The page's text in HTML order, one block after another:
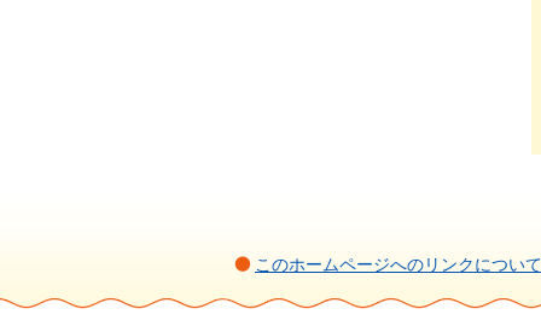
このホームページへのリンクについて